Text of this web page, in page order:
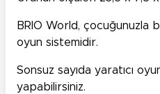
BRIO World, çocuğunuzla
oyun sistemidir.
Sonsuz sayıda yaratıcı
yapabilirsiniz.